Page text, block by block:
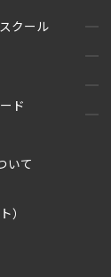
クール
ド
いて
）